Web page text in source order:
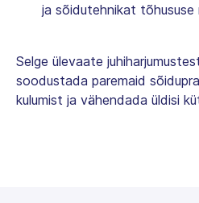
ja sõidutehnikat tõhususe
Selge ülevaate
soodustada paremaid
kulumist ja vähendada üldisi